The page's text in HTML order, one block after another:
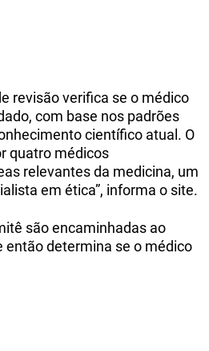
revisão verifica se o médico
com base nos padrões
científico atual. O
quatro médicos
relevantes da medicina, um
em ética”, informa o site.
são encaminhadas ao
então determina se o médico